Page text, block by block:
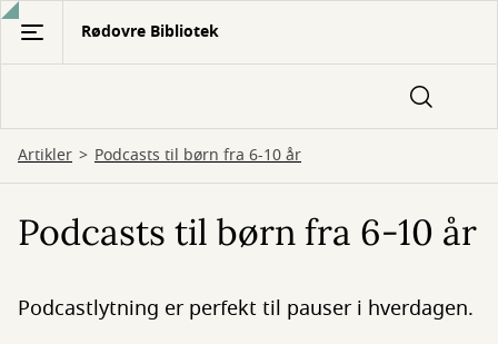
Gå
hovedindhold
Rødovre Bibliotek
Artikler Podcasts til børn fra 6-10 år
Podcasts til børn fra 6-10 år
Podcastlytning er perfekt til pauser i hverdagen.